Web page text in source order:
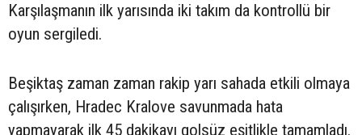
Karşılaşmanın ilk yarısında iki takım da kontrollü bir
oyun sergiledi.
Beşiktaş zaman zaman rakip yarı sahada etkili olmaya
çalışırken, Hradec Kralove savunmada hata
yapmayarak ilk 45 dakikayı golsüz eşitlikle tamamladı.